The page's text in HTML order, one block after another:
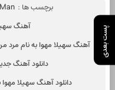
پست بعدی
برچسب ها :
آهنگ
آهنگ سهیلا مهوا به نام مرد
دانلود آهنگ
دانلود آهنگ سهیلا